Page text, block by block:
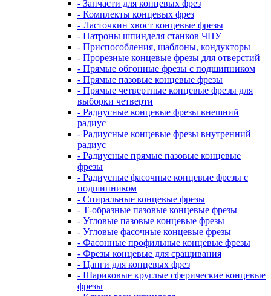
- Запчасти для концевых фрез
- Комплекты концевых фрез
- Ласточкин хвост концевые фрезы
- Патроны шпинделя станков ЧПУ
- Приспособления, шаблоны, кондукторы
- Прорезные концевые фрезы для отверстий
- Прямые обгонные фрезы с подшипником
- Прямые пазовые концевые фрезы
- Прямые четвертные концевые фрезы для
выборки четверти
- Радиусные концевые фрезы внешний
радиус
- Радиусные концевые фрезы внутренний
радиус
- Радиусные прямые пазовые концевые
фрезы
- Радиусные фасочные концевые фрезы с
подшипником
- Спиральные концевые фрезы
- Т-образные пазовые концевые фрезы
- Угловые пазовые концевые фрезы
- Угловые фасочные концевые фрезы
- Фасонные профильные концевые фрезы
- Фрезы концевые для сращивания
- Цанги для концевых фрез
- Шариковые круглые сферические концевые
фрезы